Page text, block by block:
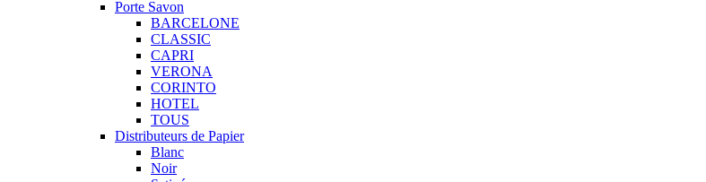
Porte Savon
BARCELONE
CLASSIC
CAPRI
VERONA
CORINTO
HOTEL
TOUS
Distributeurs de Papier
Blanc
Noir